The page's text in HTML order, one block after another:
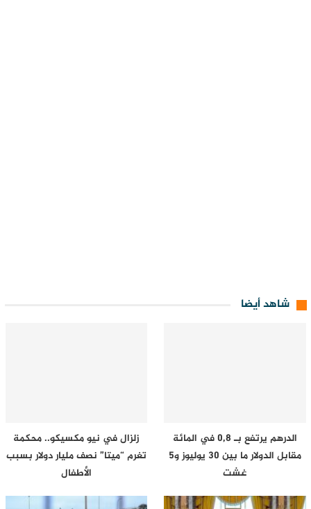
شاهد أيضا
الدرهم يرتفع بـ 0,8 في المائة
مقابل الدولار ما بين 30 يوليوز و5
غشت
زلزال في نيو مكسيكو.. محكمة
تغرم “ميتا” نصف مليار دولار بسبب
الأطفال